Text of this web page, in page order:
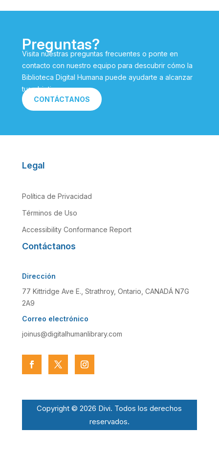
Preguntas?
Visita nuestras preguntas frecuentes o ponte en
contacto con nuestro equipo para descubrir cómo la
Biblioteca Digital Humana puede ayudarte a alcanzar
tus objetivos.
CONTÁCTANOS
Legal
Política de Privacidad
Términos de Uso
Accessibility Conformance Report
Contáctanos
Dirección
77 Kittridge Ave E., Strathroy, Ontario, CANADÁ N7G
2A9
Correo electrónico
joinus@digitalhumanlibrary.com
Copyright © 2026 Divi. Todos los derechos
reservados.